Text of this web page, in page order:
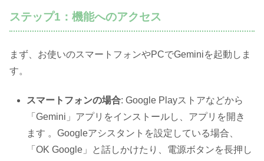
ステップ1：機能へのアクセス
まず、お使いのスマートフォンやPCでGeminiを起動しま
す。
スマートフォンの場合: Google Playストアなどから
「Gemini」アプリをインストールし、アプリを開き
ます 。Googleアシスタントを設定している場合、
「OK Google」と話しかけたり、電源ボタンを長押し